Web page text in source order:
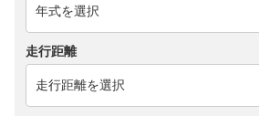
走行距離